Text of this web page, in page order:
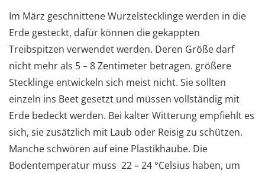
Im März geschnittene Wurzelstecklinge werden in die
Erde gesteckt, dafür können die gekappten
Treibspitzen verwendet werden. Deren Größe darf
nicht mehr als 5 – 8 Zentimeter betragen. größere
Stecklinge entwickeln sich meist nicht. Sie sollten
einzeln ins Beet gesetzt und müssen vollständig mit
Erde bedeckt werden. Bei kalter Witterung empfiehlt es
sich, sie zusätzlich mit Laub oder Reisig zu schützen.
Manche schwören auf eine Plastikhaube. Die
Bodentemperatur muss 22 – 24 °Celsius haben, um